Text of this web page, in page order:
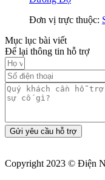
Đơn vị trực thuộc:
Mục lục bài viết
Để lại thông tin hỗ trợ
Gửi yêu cầu hỗ trợ
Copyright 2023 © Điện